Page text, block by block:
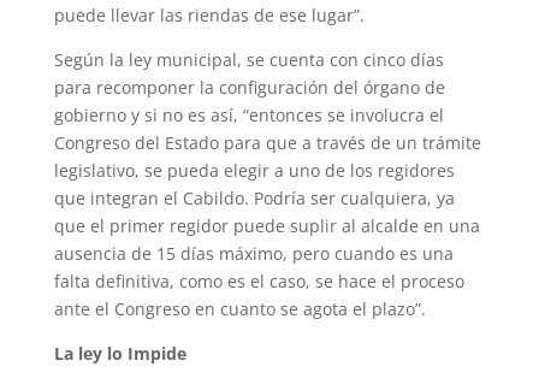
puede llevar las riendas de ese lugar”.
Según la ley municipal, se cuenta con cinco días
para recomponer la configuración del órgano de
gobierno y si no es así, “entonces se involucra el
Congreso del Estado para que a través de un trámite
legislativo, se pueda elegir a uno de los regidores
que integran el Cabildo. Podría ser cualquiera, ya
que el primer regidor puede suplir al alcalde en una
ausencia de 15 días máximo, pero cuando es una
falta definitiva, como es el caso, se hace el proceso
ante el Congreso en cuanto se agota el plazo”.
La ley lo Impide